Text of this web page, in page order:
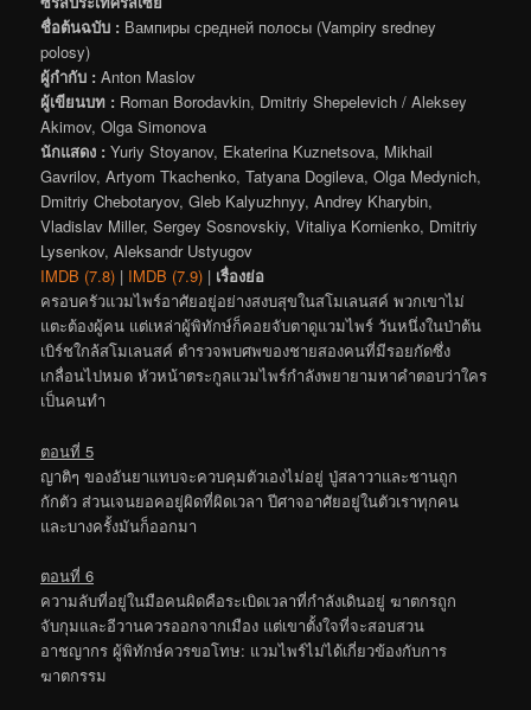
ชื่อต้นฉบับ : Вампиры средней полосы (Vampiry sredney
polosy)
ผู้กำกับ : Anton Maslov
ผู้เขียนบท : Roman Borodavkin, Dmitriy Shepelevich / Aleksey
Akimov, Olga Simonova
นักแสดง : Yuriy Stoyanov, Ekaterina Kuznetsova, Mikhail
Gavrilov, Artyom Tkachenko, Tatyana Dogileva, Olga Medynich,
Dmitriy Chebotaryov, Gleb Kalyuzhnyy, Andrey Kharybin,
Vladislav Miller, Sergey Sosnovskiy, Vitaliya Kornienko, Dmitriy
Lysenkov, Aleksandr Ustyugov
IMDB (7.8) | IMDB (7.9) | เรื่องย่อ
ครอบครัวแวมไพร์อาศัยอยู่อย่างสงบสุขในสโมเลนสค์ พวกเขาไม่
แตะต้องผู้คน แต่เหล่าผู้พิทักษ์ก็คอยจับตาดูแวมไพร์ วันหนึ่งในป่าต้น
เบิร์ชใกล้สโมเลนสค์ ตำรวจพบศพของชายสองคนที่มีรอยกัดซึ่ง
เกลื่อนไปหมด หัวหน้าตระกูลแวมไพร์กำลังพยายามหาคำตอบว่าใคร
เป็นคนทำ
ตอนที่ 5
ญาติๆ ของอันยาแทบจะควบคุมตัวเองไม่อยู่ ปู่สลาวาและชานถูก
กักตัว ส่วนเจนยอคอยู่ผิดที่ผิดเวลา ปีศาจอาศัยอยู่ในตัวเราทุกคน
และบางครั้งมันก็ออกมา
ตอนที่ 6
ความลับที่อยู่ในมือคนผิดคือระเบิดเวลาที่กำลังเดินอยู่ ฆาตกรถูก
จับกุมและอีวานควรออกจากเมือง แต่เขาตั้งใจที่จะสอบสวน
อาชญากร ผู้พิทักษ์ควรขอโทษ: แวมไพร์ไม่ได้เกี่ยวข้องกับการ
ฆาตกรรม